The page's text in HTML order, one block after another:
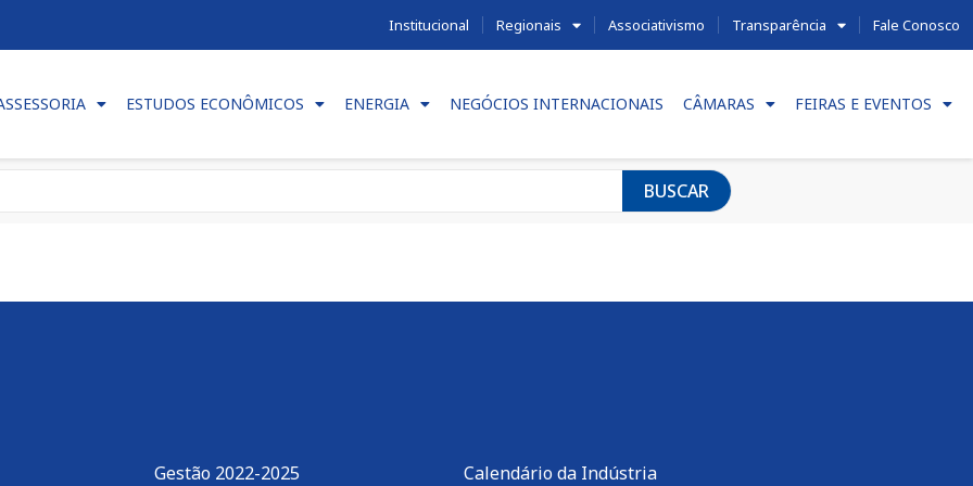
Institucional Regionais Associativismo Transparência Fale Conosco
ESTUDOS ECONÔMICOS ENERGIA NEGÓCIOS INTERNACIONAIS CÂMARAS FEIRAS E EVENTOS
BUSCAR
Gestão 2022-2025 Calendário da Indústria